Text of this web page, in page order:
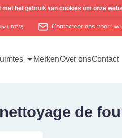
BTW) Contacteer ons voor uw
MerkenOver onsContact
de
het gebruik van cookies om onze